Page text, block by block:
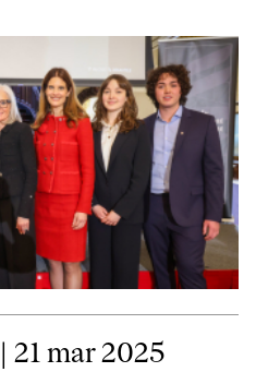
| 21 mar 2025